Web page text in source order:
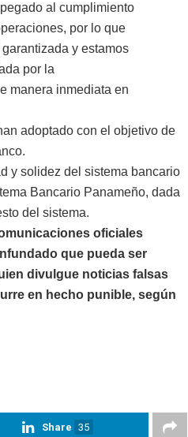
al cumplimiento
por lo que
y estamos
por la
manera inmediata en
adoptado con el objetivo de
y solidez del sistema bancario
Bancario Panameño, dada
del sistema.
oficiales
que pueda ser
divulgue noticias falsas
en hecho punible, según
Share 35